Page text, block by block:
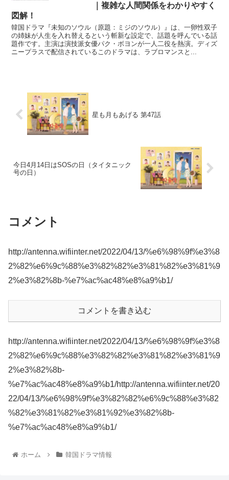
｜複雑な人間関係をわかりやすく
図解！
韓国ドラマ『未知のソウル（原題：ミジのソウル）』は、一卵性双子
の姉妹が人生を入れ替えるという斬新な設定で、話題を呼んでいる話
題作です。主演は演技派女優パク・ボヨンが一人二役を熱演。ディズ
ニープラスで配信されているこのドラマは、ラブロマンスと...
星も月もあげる 第47話
今日4月14日はSOSの日（タイタニック
号の日）
コメント
http://antenna.wifiinter.net/2022/04/13/%e6%98%9f%e3%8
2%82%e6%9c%88%e3%82%82%e3%81%82%e3%81%9
2%e3%82%8b-%e7%ac%ac48%e8%a9%b1/
コメントを書き込む
http://antenna.wifiinter.net/2022/04/13/%e6%98%9f%e3%8
2%82%e6%9c%88%e3%82%82%e3%81%82%e3%81%9
2%e3%82%8b-
%e7%ac%ac48%e8%a9%b1/http://antenna.wifiinter.net/20
22/04/13/%e6%98%9f%e3%82%82%e6%9c%88%e3%82
%82%e3%81%82%e3%81%92%e3%82%8b-
%e7%ac%ac48%e8%a9%b1/
ホーム 韓国ドラマ情報